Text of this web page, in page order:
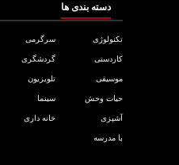
دسته بندی ها
تکنولوژی سرگرمی
کاردستی گردشگری
موسیقی تلویزیون
حیات وحش سینما
آشپزی خانه داری
با مدرسه